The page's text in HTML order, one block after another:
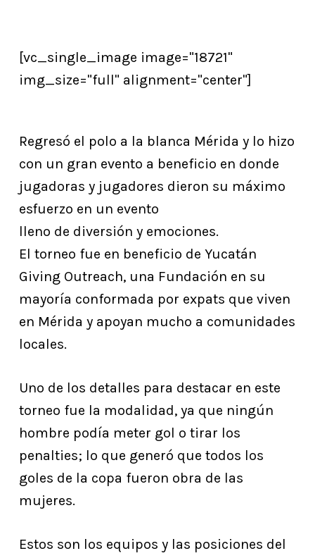
[vc_single_image image="18721"
img_size="full" alignment="center"]
Regresó el polo a la blanca Mérida y lo hizo
con un gran evento a beneficio en donde
jugadoras y jugadores dieron su máximo
esfuerzo en un evento
lleno de diversión y emociones.
El torneo fue en beneficio de Yucatán
Giving Outreach, una Fundación en su
mayoría conformada por expats que viven
en Mérida y apoyan mucho a comunidades
locales.
Uno de los detalles para destacar en este
torneo fue la modalidad, ya que ningún
hombre podía meter gol o tirar los
penalties; lo que generó que todos los
goles de la copa fueron obra de las
mujeres.
Estos son los equipos y las posiciones del